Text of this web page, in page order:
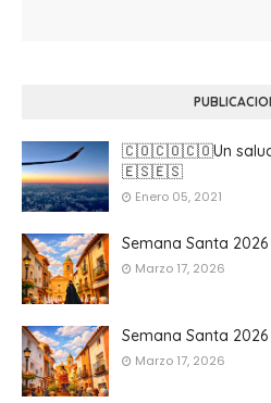
🇨🇴🇨🇴🇨🇴Un
🇪🇸🇪🇸
Enero 05, 2021
Semana Santa
Marzo 17, 2026
Semana Santa
Marzo 17, 2026